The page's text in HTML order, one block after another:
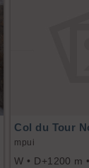
Col du Tour
mpui
W • D+1200 m